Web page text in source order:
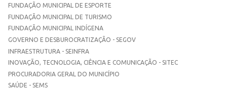
FUNDAÇÃO MUNICIPAL DE ESPORTE
FUNDAÇÃO MUNICIPAL DE TURISMO
FUNDAÇÃO MUNICIPAL INDÍGENA
GOVERNO E DESBUROCRATIZAÇÃO - SEGOV
INFRAESTRUTURA - SEINFRA
INOVAÇÃO, TECNOLOGIA, CIÊNCIA E COMUNICAÇÃO - SITEC
PROCURADORIA GERAL DO MUNICÍPIO
SAÚDE - SEMS